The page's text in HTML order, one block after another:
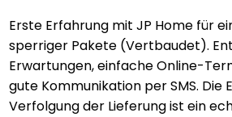
Erste Erfahrung mit JP Home für
sperriger Pakete (Vertbaudet).
Erwartungen, einfache Online-
gute Kommunikation per SMS. Die
Verfolgung der Lieferung ist ein